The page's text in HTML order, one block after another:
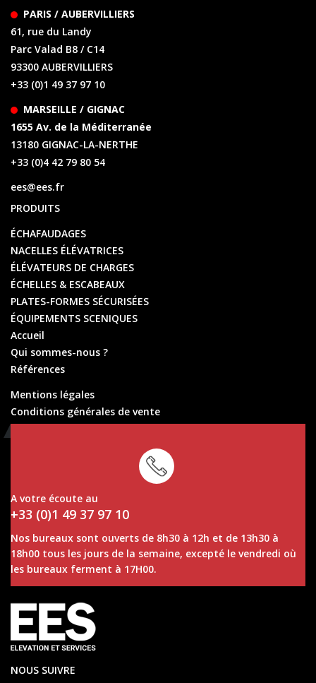
PARIS / AUBERVILLIERS
61, rue du Landy
Parc Valad B8 / C14
93300 AUBERVILLIERS
+33 (0)1 49 37 97 10
MARSEILLE / GIGNAC
1655 Av. de la Méditerranée
13180 GIGNAC-LA-NERTHE
+33 (0)4 42 79 80 54
ees@ees.fr
PRODUITS
ÉCHAFAUDAGES
NACELLES ÉLÉVATRICES
ÉLÉVATEURS DE CHARGES
ÉCHELLES & ESCABEAUX
PLATES-FORMES SÉCURISÉES
ÉQUIPEMENTS SCENIQUES
Accueil
Qui sommes-nous ?
Références
Mentions légales
Conditions générales de vente
Conditions générales de location
A votre écoute au
+33 (0)1 49 37 97 10
Nos bureaux sont ouverts de 8h30 à 12h et de 13h30 à
18h00 tous les jours de la semaine, excepté le vendredi où
les bureaux ferment à 17H00.
NOUS SUIVRE